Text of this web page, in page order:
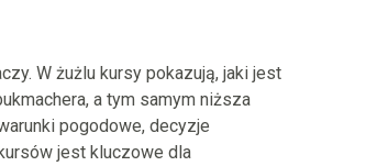
W żużlu kursy pokazują, jaki jest
a tym samym niższa
pogodowe, decyzje
jest kluczowe dla